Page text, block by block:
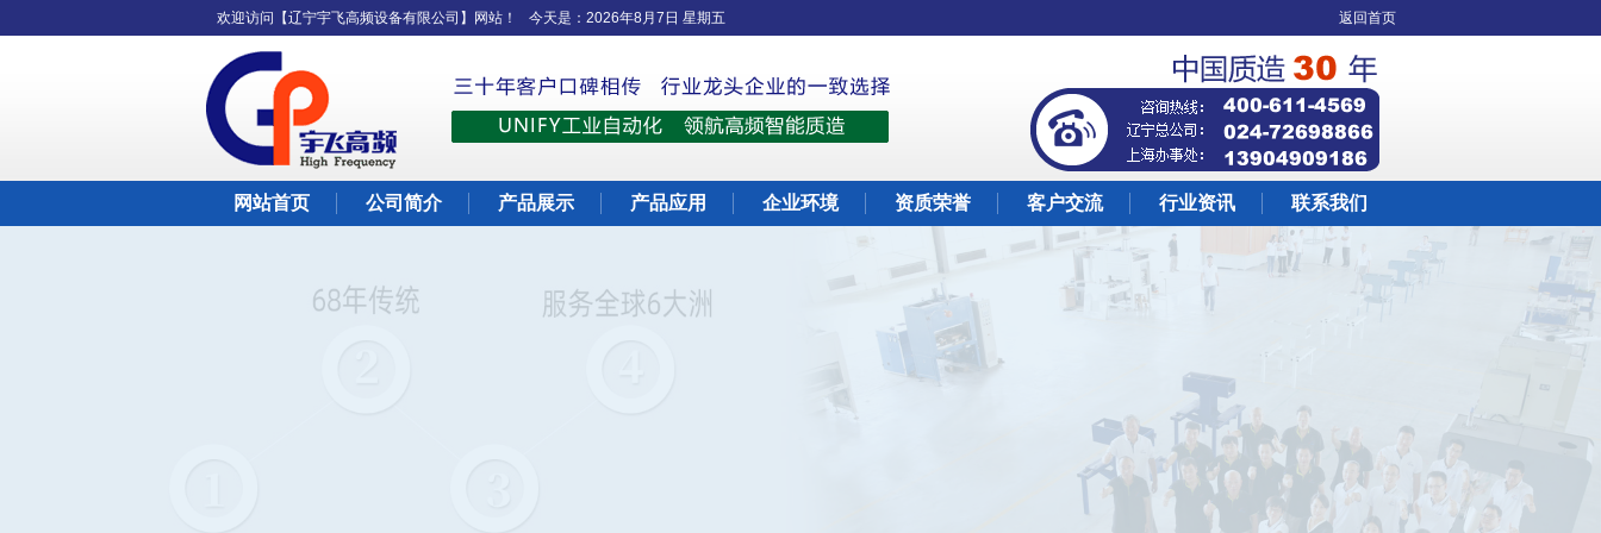
返回首页
欢迎访问【辽宁宇飞高频设备有限公司】网站！ 今天是： 2026年8月7日 星期五
网站首页 公司简介 产品展示 产品应用 企业环境 资质荣誉 客户交流 行业资讯 联系我们